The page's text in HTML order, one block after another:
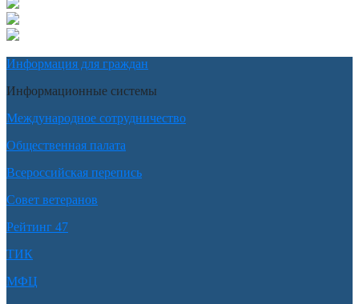
Информация для граждан
Информационные системы
Международное сотрудничество
Общественная палата
Всероссийская перепись
Совет ветеранов
Рейтинг 47
ТИК
МФЦ